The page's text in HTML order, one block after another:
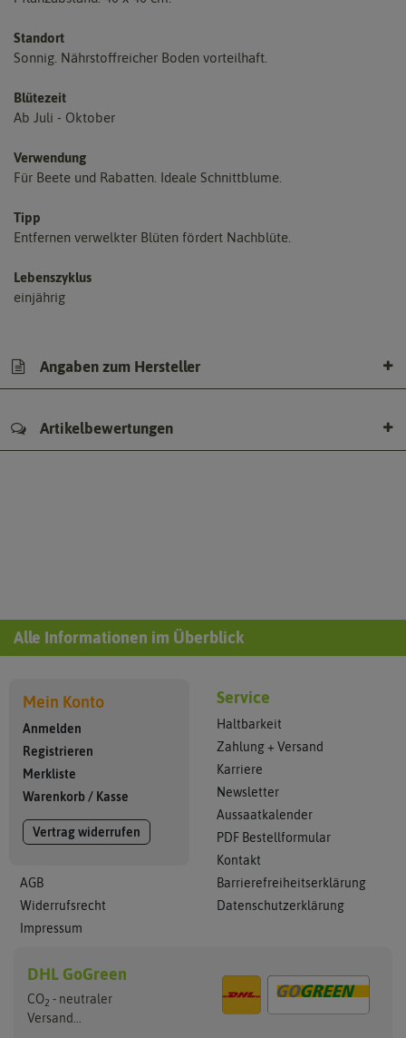
Standort
Sonnig. Nährstoffreicher Boden vorteilhaft.
Blütezeit
Ab Juli - Oktober
Verwendung
Für Beete und Rabatten. Ideale Schnittblume.
Tipp
Entfernen verwelkter Blüten fördert Nachblüte.
Lebenszyklus
einjährig
Angaben zum Hersteller
Artikelbewertungen
Alle Informationen im Überblick
Mein Konto
Anmelden
Registrieren
Merkliste
Warenkorb / Kasse
Vertrag widerrufen
AGB
Widerrufsrecht
Impressum
Service
Haltbarkeit
Zahlung + Versand
Karriere
Newsletter
Aussaatkalender
PDF Bestellformular
Kontakt
Barrierefreiheitserklärung
Datenschutzerklärung
DHL GoGreen
CO2 - neutraler
Versand...